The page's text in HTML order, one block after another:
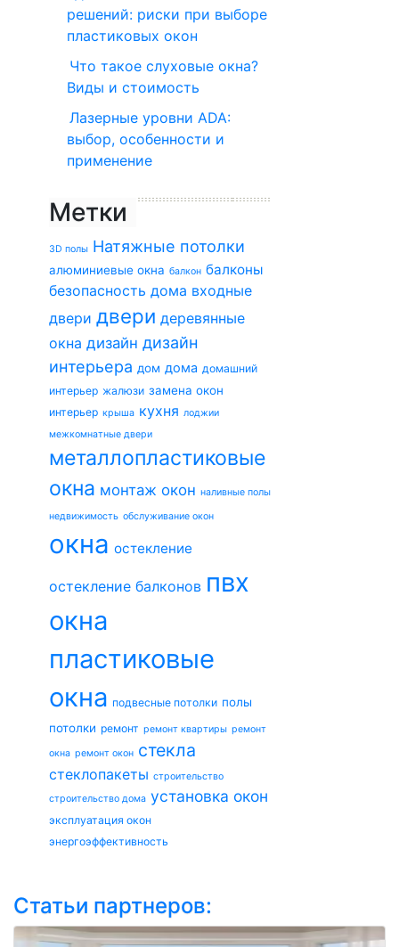
решений: риски при выборе
пластиковых окон
Что такое слуховые окна?
Виды и стоимость
Лазерные уровни ADA:
выбор, особенности и
применение
Метки
3D полы Натяжные потолки
алюминиевые окна балкон балконы
безопасность дома входные
двери двери деревянные
окна дизайн дизайн
интерьера дом дома домашний
интерьер жалюзи замена окон
интерьер крыша кухня лоджии
межкомнатные двери
металлопластиковые
окна монтаж окон наливные полы
недвижимость обслуживание окон
окна остекление
остекление балконов пвх
окна
пластиковые
окна подвесные потолки полы
потолки ремонт ремонт квартиры ремонт
окна ремонт окон стекла
стеклопакеты строительство
строительство дома установка окон
эксплуатация окон
энергоэффективность
Статьи партнеров: